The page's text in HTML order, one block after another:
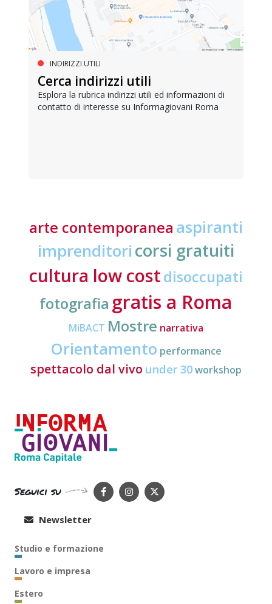
INDIRIZZI UTILI
Cerca indirizzi utili
Esplora la rubrica indirizzi utili ed informazioni di
contatto di interesse su Informagiovani Roma
arte contemporanea aspiranti
imprenditori corsi gratuiti
cultura low costdisoccupati
fotografia gratis a Roma
MiBACT Mostre narrativa
Orientamento performance
spettacolo dal vivo under 30workshop
Seguici su
Newsletter
Studio e formazione
Lavoro e impresa
Estero